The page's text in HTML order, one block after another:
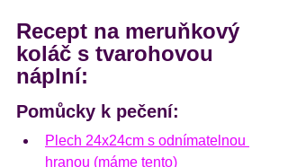
Recept na meruňkový
koláč s tvarohovou
náplní:
Pomůcky k pečení:
Plech 24x24cm s odnímatelnou
hranou (máme tento)